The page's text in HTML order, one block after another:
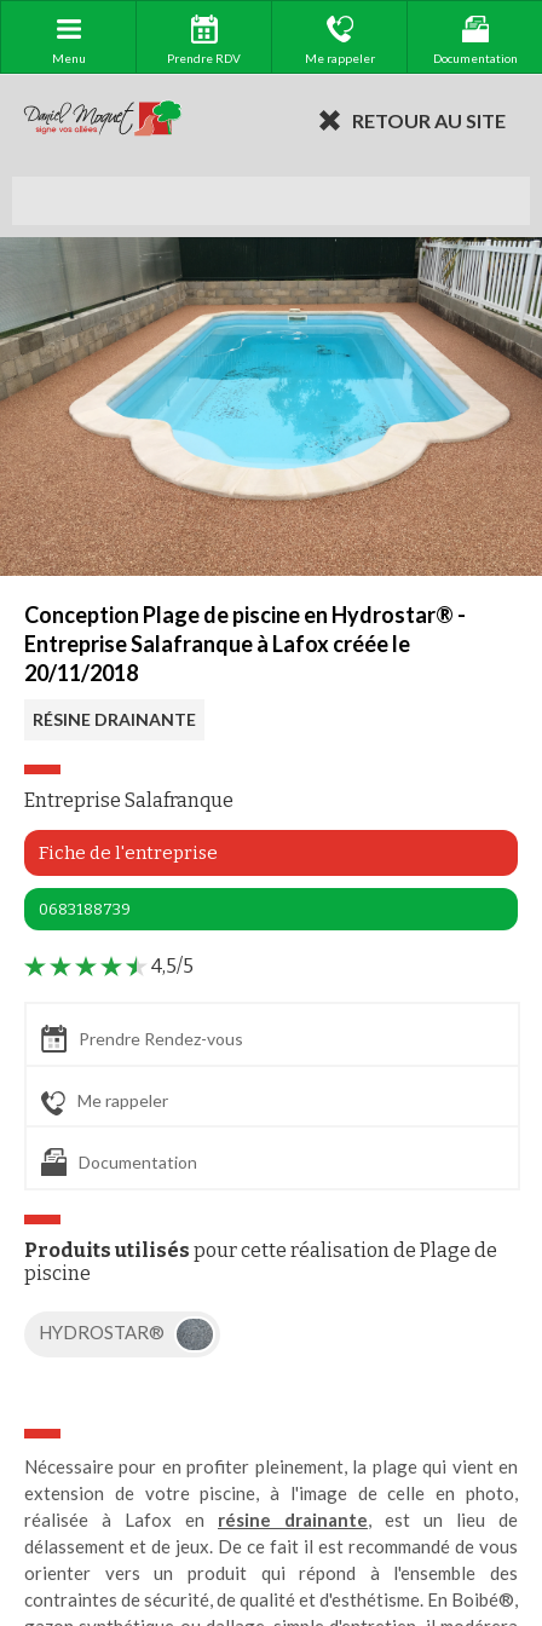
Menu Prendre RDV Me rappeler Documentation
RETOUR AU SITE
Conception Plage de piscine en Hydrostar® -
Entreprise Salafranque à Lafox créée le
20/11/2018
RÉSINE DRAINANTE
Entreprise Salafranque
Fiche de l'entreprise
0683188739
4,5/5
Prendre Rendez-vous
Me rappeler
Documentation
Produits utilisés pour cette réalisation de Plage de
piscine
HYDROSTAR®
Nécessaire pour en profiter pleinement, la plage qui vient en
extension de votre piscine, à l'image de celle en photo,
réalisée à Lafox en résine drainante , est un lieu de
délassement et de jeux. De ce fait il est recommandé de vous
orienter vers un produit qui répond à l'ensemble des
contraintes de sécurité, de qualité et d'esthétisme. En Boibé®,